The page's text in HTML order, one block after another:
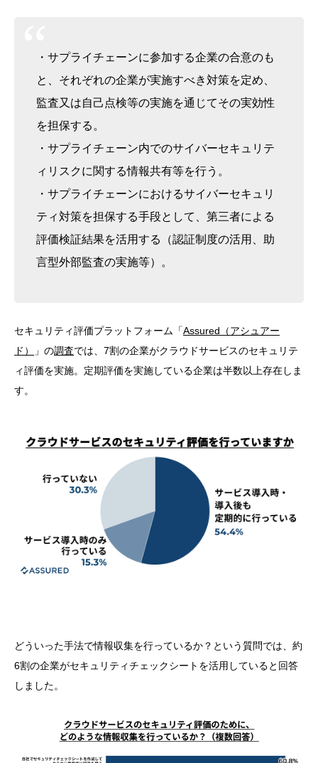
・サプライチェーンに参加する企業の合意のも
と、それぞれの企業が実施すべき対策を定め、
監査又は自己点検等の実施を通じてその実効性
を担保する。
・サプライチェーン内でのサイバーセキュリテ
ィリスクに関する情報共有等を行う。
・サプライチェーンにおけるサイバーセキュリ
ティ対策を担保する手段として、第三者による
評価検証結果を活用する（認証制度の活用、助
言型外部監査の実施等）。
セキュリティ評価プラットフォーム「Assured（アシュアー
ド）
」の調査では、7割の企業がクラウドサービスのセキュリテ
ィ評価を実施。定期評価を実施している企業は半数以上存在しま
す。
どういった手法で情報収集を行っているか？という質問では、約
6割の企業がセキュリティチェックシートを活用していると回答
しました。